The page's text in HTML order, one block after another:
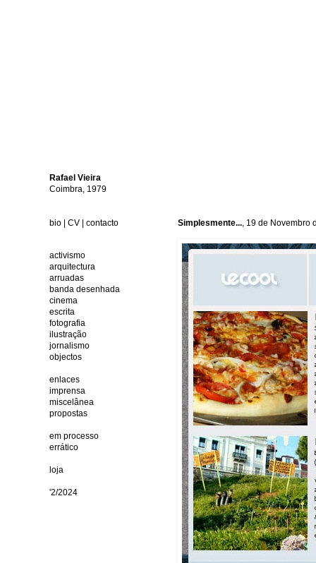
Simplesmente..., 19 de Novembro
Rafael Vieira
Coimbra, 1979
bio CV contacto
activismo
arquitectura
arruadas
banda desenhada
cinema
escrita
fotografia
ilustração
jornalismo
objectos
enlaces
imprensa
miscelânea
propostas
em processo
errático
loja
'2/2024